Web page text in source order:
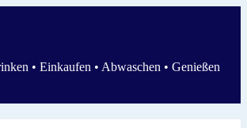
• Einkaufen • Abwaschen • Genießen